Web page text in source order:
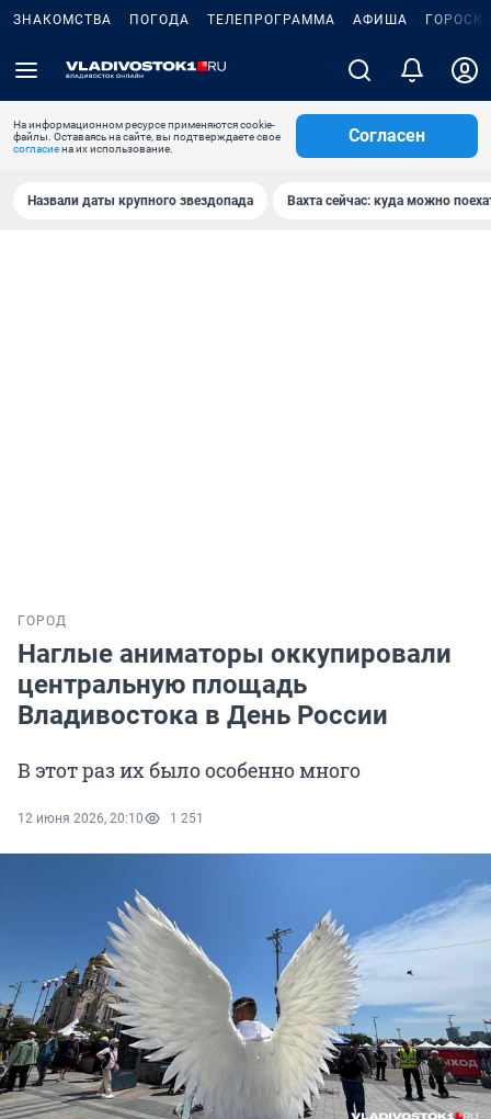
ЗНАКОМСТВА ПОГОДА ТЕЛЕПРОГРАММА АФИША
На информационном ресурсе применяются cookie-
файлы. Оставаясь на сайте, вы подтверждаете свое
согласиена их использование.
Согласен
Назвали даты крупного звездопада Вахта сейчас: куда можно
ГОРОД
Наглые аниматоры оккупировали
центральную площадь
Владивостока в День России
В этот раз их было особенно много
12 июня 2026, 20:10 1 251